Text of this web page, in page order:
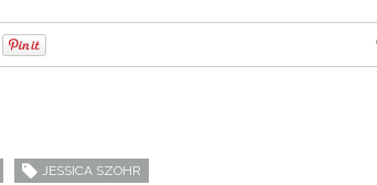
JESSICA SZOHR